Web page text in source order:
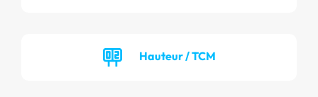
Hauteur / TCM